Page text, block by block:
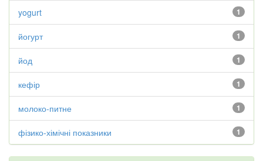
1
yogurt
1
йогурт
1
йод
1
кефір
1
молоко-питне
1
фізико-хімічні показники